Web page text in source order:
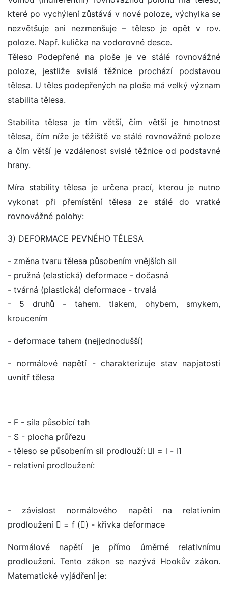
které po vychýlení zůstává v nové poloze, výchylka se
nezvětšuje ani nezmenšuje – těleso je opět v rov.
poloze. Např. kulička na vodorovné desce.
Těleso Podepřené na ploše je ve stálé rovnovážné
poloze, jestliže svislá těžnice prochází podstavou
tělesa. U těles podepřených na ploše má velký význam
stabilita tělesa.
Stabilita tělesa je tím větší, čím větší je hmotnost
tělesa, čím níže je těžiště ve stálé rovnovážné poloze
a čím větší je vzdálenost svislé těžnice od podstavné
hrany.
Míra stability tělesa je určena prací, kterou je nutno
vykonat při přemístění tělesa ze stálé do vratké
rovnovážné polohy:
3) DEFORMACE PEVNÉHO TĚLESA
- změna tvaru tělesa působením vnějších sil
- pružná (elastická) deformace - dočasná
- tvárná (plastická) deformace - trvalá
- 5 druhů - tahem. tlakem, ohybem, smykem,
kroucením
- deformace tahem (nejjednodušší)
- normálové napětí - charakterizuje stav napjatosti
uvnitř tělesa
- F - síla působící tah
- S - plocha průřezu
- těleso se působením sil prodlouží: l = l - l1
- relativní prodloužení:
- závislost normálového napětí na relativním
prodloužení  = f () - křivka deformace
Normálové napětí je přímo úměrné relativnímu
prodloužení. Tento zákon se nazývá Hookův zákon.
Matematické vyjádření je: